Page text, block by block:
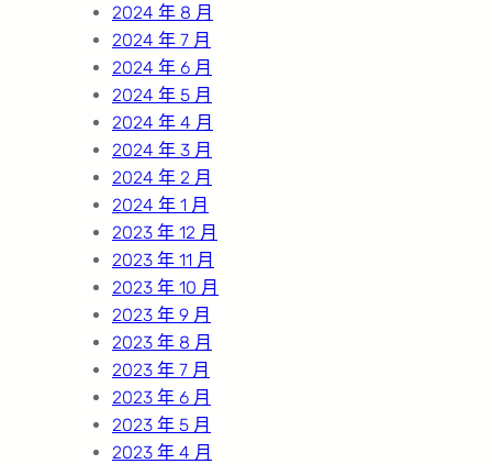
2024 年 8 月
2024 年 7 月
2024 年 6 月
2024 年 5 月
2024 年 4 月
2024 年 3 月
2024 年 2 月
2024 年 1 月
2023 年 12 月
2023 年 11 月
2023 年 10 月
2023 年 9 月
2023 年 8 月
2023 年 7 月
2023 年 6 月
2023 年 5 月
2023 年 4 月